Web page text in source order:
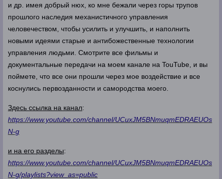
и др. имея добрый нюх, ко мне бежали через горы трупов
прошлого наследия механистичного управления
человечеством, чтобы усилить и улучшить, и наполнить
новыми идеями старые и антибожественные технологии
управления людьми. Смотрите все фильмы и
документальные передачи на моем канале на TouTube, и вы
поймете, что все они прошли через мое воздействие и все
коснулись первозданности и самородства моего.
Здесь ссылка на канал:
https://www.youtube.com/channel/UCuxJM5BNmuqmEDRAEUOs
N-g
и на его разделы:
https://www.youtube.com/channel/UCuxJM5BNmuqmEDRAEUOs
N-g/playlists?view_as=public